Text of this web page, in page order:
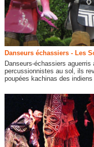
Danseurs échassiers - Les
Danseurs-échassiers
percussionnistes au sol, ils
poupées kachinas des